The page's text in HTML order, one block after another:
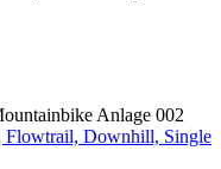
Flowtrail, Downhill, Single